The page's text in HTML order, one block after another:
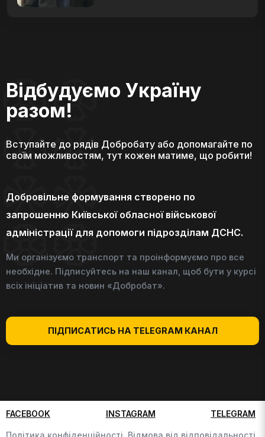
Відбудуємо Україну
разом!
Вступайте до рядів Добробату або допомагайте по
своїм можливостям, тут кожен матиме, що робити!
Добровільне формування створено по
запрошенню Київської обласної військової
адміністрації для допомоги підрозділам ДСНС.
Ми організуємо транспорт та проінформуємо про все
необхідне. Підписуйтесь на наш канал, щоб бути у курсі
всіх ініціатив та новин «Добробат».
ПІДПИСАТИСЬ НА TELEGRAM КАНАЛ
FACEBOOK INSTAGRAM TELEGRAM
Політика конфіденційності, Відмова від відповідальності